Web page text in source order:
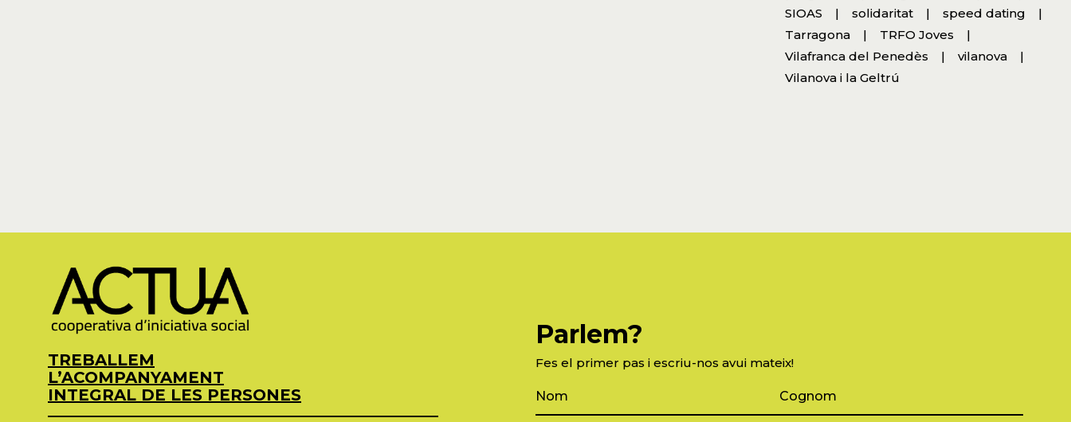
SIOAS
solidaritat
speed dating
Tarragona
TRFO Joves
Vilafranca del Penedès
vilanova
Vilanova i la Geltrú
TREBALLEM
L’ACOMPANYAMENT
INTEGRAL DE LES PERSONES
Parlem?
Fes el primer pas i escriu-nos avui mateix!